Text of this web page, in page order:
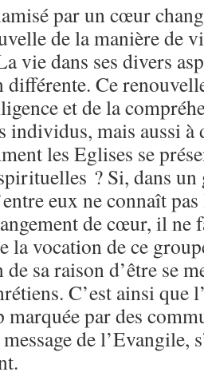
par un cœur
de la manière de
vie dans ses divers
différente. Ce
et de la
individus, mais aussi à
les Eglises se
? Si, dans un
eux ne connaît
de cœur, il ne
la vocation de ce
sa raison d’être se
C’est ainsi que
marquée par des
de l’Evangile,